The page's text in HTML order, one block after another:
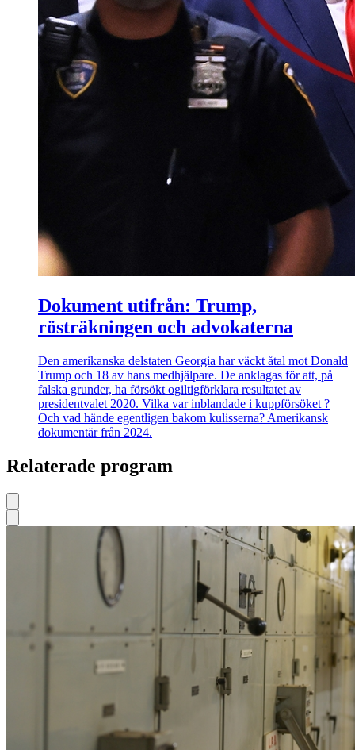
Dokument utifrån: Trump,
rösträkningen och advokaterna
Den amerikanska delstaten Georgia har väckt åtal mot Donald
Trump och 18 av hans medhjälpare. De anklagas för att, på
falska grunder, ha försökt ogiltigförklara resultatet av
presidentvalet 2020. Vilka var inblandade i kuppförsöket ?
Och vad hände egentligen bakom kulisserna? Amerikansk
dokumentär från 2024.
Relaterade program